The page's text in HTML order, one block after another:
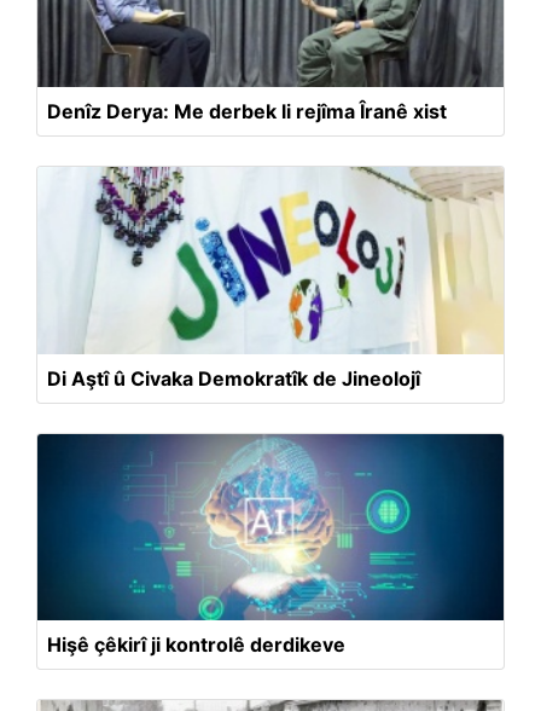
Denîz Derya: Me derbek li rejîma Îranê xist
Di Aştî û Civaka Demokratîk de Jineolojî
Hişê çêkirî ji kontrolê derdikeve